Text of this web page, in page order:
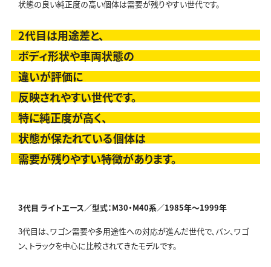
状態の良い純正度の高い個体は需要が残りやすい世代です。
2代目は用途差と、
ボディ形状や車両状態の
違いが評価に
反映されやすい世代です。
特に純正度が高く、
状態が保たれている個体は
需要が残りやすい特徴があります。
3代目 ライトエース／型式：M30・M40系／1985年～1999年
3代目は、ワゴン需要や多用途性への対応が進んだ世代で、バン、ワゴ
ン、トラックを中心に比較されてきたモデルです。